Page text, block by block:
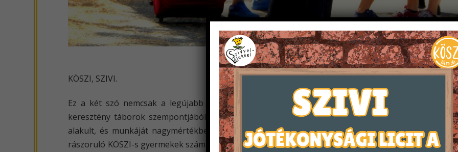
KÖSZI, SZIVI.
Ez a két szó nemcsak a legújabb kori szlengben kapcsolódik össze, mint a „köszönöm” és a
keresztény táborok szempontjából is kéz a kézben járnak. A Keresztény Önkéntesek Szövetsége
alakult, és munkáját nagymértékben segíti a Szívvel-Lélekkel a Gyermekekért és Fiatalokért
rászoruló KÖSZI-s gyermekek számára ír ki pályázatot és biztosít támogatást, hogy részt tudjanak